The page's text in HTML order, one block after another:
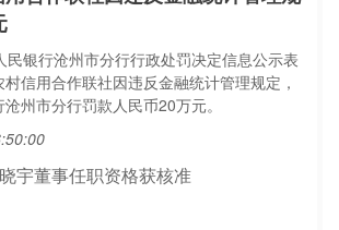
民银行沧州市分行行政处罚决定信息公示表
信用合作联社因违反金融统计管理规定，
州市分行罚款人民币20万元。